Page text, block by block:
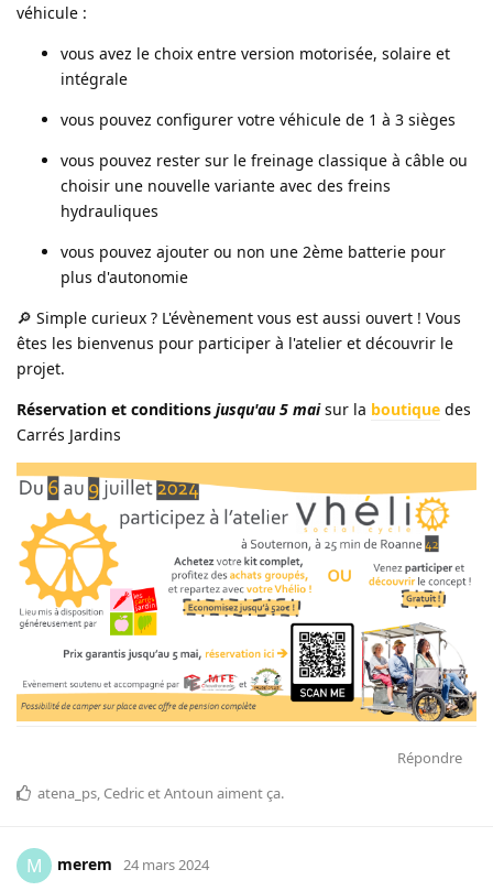
véhicule :
vous avez le choix entre version motorisée, solaire et
intégrale
vous pouvez configurer votre véhicule de 1 à 3 sièges
vous pouvez rester sur le freinage classique à câble ou
choisir une nouvelle variante avec des freins
hydrauliques
vous pouvez ajouter ou non une 2ème batterie pour
plus d'autonomie
🔎 Simple curieux ? L'évènement vous est aussi ouvert ! Vous
êtes les bienvenus pour participer à l'atelier et découvrir le
projet.
Réservation et conditions jusqu'au 5 maisur la boutique des
Carrés Jardins
Répondre
atena_ps, CedricetAntoun aiment ça.
M merem 24 mars 2024